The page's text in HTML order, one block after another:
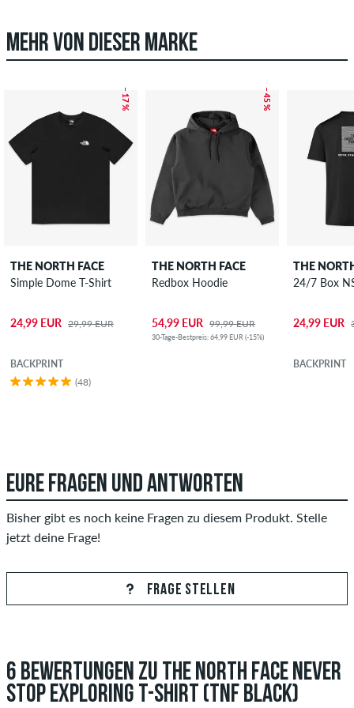
MEHR VON DIESER MARKE
– 17 %
THE NORTH FACE
Simple Dome T-Shirt
24,99 EUR 29,99 EUR
BACKPRINT
(48)
– 45 %
THE NORTH FACE
Redbox Hoodie
54,99 EUR 99,99 EUR
30-Tage-Bestpreis: 64,99 EUR (-15%)
THE
24/7 Box
24,99 EUR
BACKPRINT
EURE FRAGEN UND ANTWORTEN
Bisher gibt es noch keine Fragen zu diesem Produkt. Stelle
jetzt deine Frage!
FRAGE STELLEN
6 BEWERTUNGEN ZU THE NORTH FACE NEVER
STOP EXPLORING T-SHIRT (TNF BLACK)